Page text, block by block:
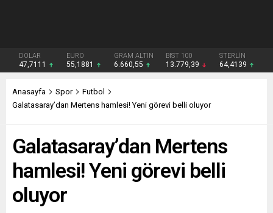
DOLAR
47,7111
EURO
55,1881
GRAM ALTIN
6.660,55
BIST 100
13.779,39
STERLİN
64,4139
Anasayfa Spor
Futbol
Galatasaray’dan Mertens hamlesi! Yeni görevi belli oluyor
Galatasaray’dan Mertens
hamlesi! Yeni görevi belli
oluyor